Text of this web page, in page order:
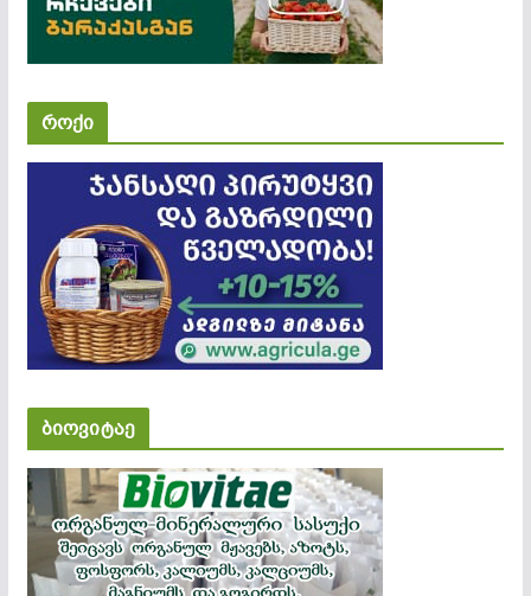
როქი
ბიოვიტაე